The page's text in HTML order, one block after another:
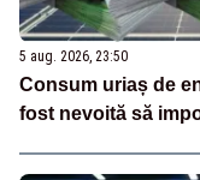
5 aug. 2026, 23:50
Consum uriaș de
fost nevoită să